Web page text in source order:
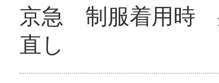
京急 制服着用時
直し